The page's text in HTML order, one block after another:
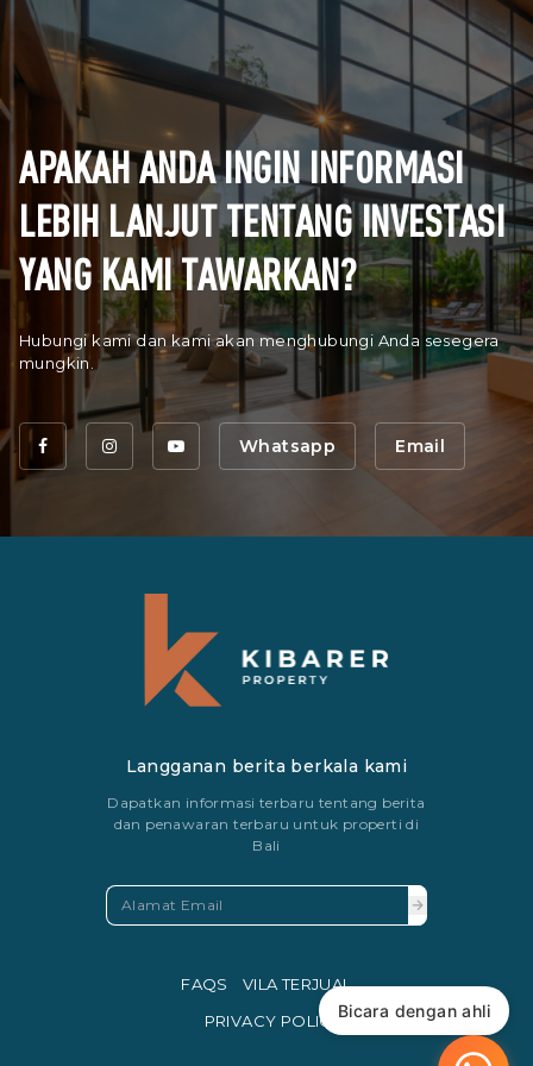
APAKAH ANDA INGIN INFORMASI
LEBIH LANJUT TENTANG INVESTASI
YANG KAMI TAWARKAN?
Hubungi kami dan kami akan menghubungi Anda sesegera
mungkin.
Whatsapp Email
Langganan berita berkala kami
Dapatkan informasi terbaru tentang berita
dan penawaran terbaru untuk properti di
Bali
FAQS
VILA TERJUAL
PRIVACY POLICYBicara dengan ahli